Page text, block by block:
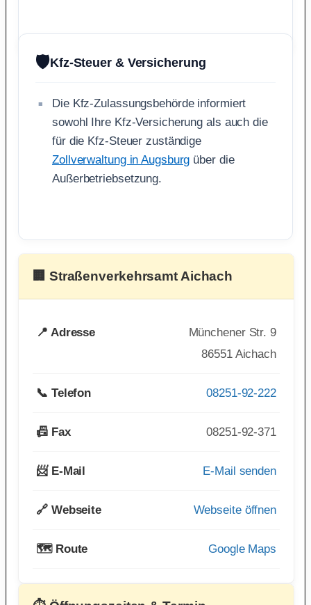
🛡️Kfz-Steuer & Versicherung
Die Kfz-Zulassungsbehörde informiert
sowohl Ihre Kfz-Versicherung als auch die
für die Kfz-Steuer zuständige
Zollverwaltung in Augsburg über die
Außerbetriebsetzung.
🏢 Straßenverkehrsamt Aichach
📍 Adresse
Münchener Str. 9
86551 Aichach
📞 Telefon 08251-92-222
📠 Fax 08251-92-371
📨 E-Mail E-Mail senden
🔗 Webseite Webseite öffnen
🗺️ Route Google Maps